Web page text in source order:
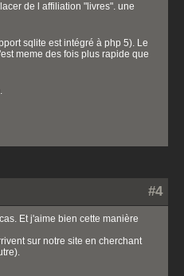
de l affiliation "livres". une
sqlite est intégré à php 5). Le
meme des fois plus rapide que
#4
Et j'aime bien cette manière
sur notre site en cherchant